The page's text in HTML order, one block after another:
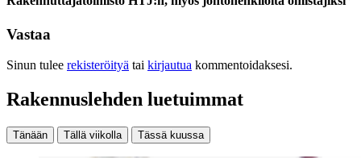
Vastaa
Sinun tulee rekisteröityä tai kirjautua kommentoidaksesi.
Rakennuslehden luetuimmat
Tänään Tällä viikolla Tässä kuussa